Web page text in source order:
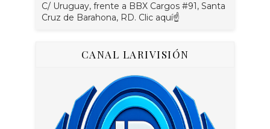
C/ Uruguay, frente a BBX Cargos #91, Santa
Cruz de Barahona, RD. Clic aquí☝
CANAL LARIVISIÓN